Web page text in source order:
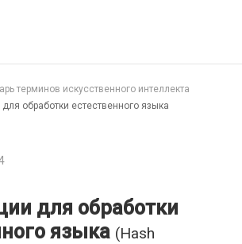
терминов искусственного интеллекта
обработки естественного языка
для обработки
языка (Hash